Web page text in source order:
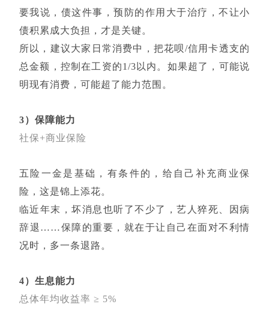
要我说，债这件事，预防的作用大于治疗，不让小
债积累成大负担，才是关键。
所以，建议大家日常消费中，把花呗/信用卡透支的
总金额，控制在工资的1/3以内。如果超了，可能说
明现有消费，可能超了能力范围。
3）保障能力
社保+商业保险
五险一金是基础，有条件的，给自己补充商业保
险，这是锦上添花。
临近年末，坏消息也听了不少了，艺人猝死、因病
辞退……保障的重要，就在于让自己在面对不利情
况时，多一条退路。
4）生息能力
总体年均收益率 ≥ 5%